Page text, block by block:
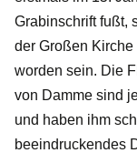
Grabinschrift fußt,
der Großen
worden sein. Die
von Damme sind
und haben ihm
beeindruckendes